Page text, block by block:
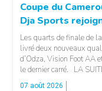
Coupe du
Dja Sports
Les quarts de finale de
livré deux nouveaux
d’Odza, Vision Foot AA
le dernier carré. LA
FF, Vision Foot a dû
07 août 2026